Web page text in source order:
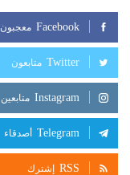
Facebook معجبون
Twitter متابعون
Instagram متابعين
Telegram أصدقاء
RSS إشترك